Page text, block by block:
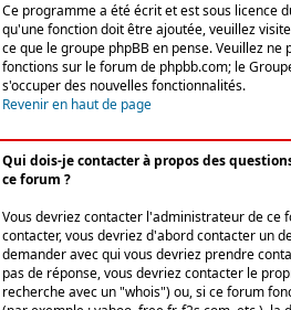
Ce programme a été écrit et est sous licence
qu'une fonction doit être ajoutée, veuillez
ce que le groupe phpBB en pense. Veuillez ne
fonctions sur le forum de phpbb.com; le
s'occuper des nouvelles fonctionnalités.
Revenir en haut de page
Qui dois-je contacter à propos des
ce forum ?
Vous devriez contacter l'administrateur de ce
contacter, vous devriez d'abord contacter un
demander avec qui vous devriez prendre
pas de réponse, vous devriez contacter le
recherche avec un "whois") ou, si ce forum